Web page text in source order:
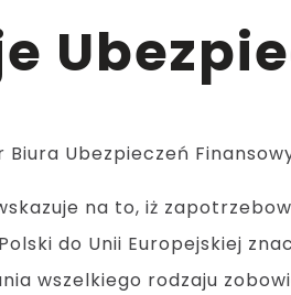
Ubezpieczeń
na to, iż
do Unii Europejskiej
wszelkiego rodzaju